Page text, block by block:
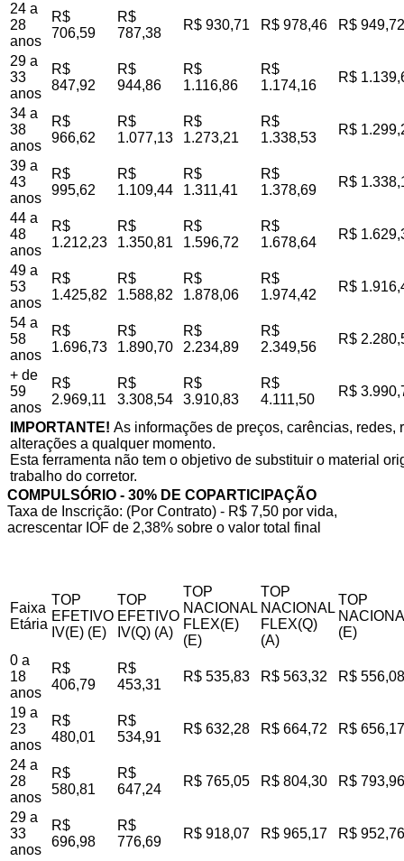
24 a
28
anos
R$
706,59
R$
787,38
R$ 930,71 R$ 978,46 R$ 949,72
29 a
33
anos
R$
847,92
R$
944,86
R$
1.116,86
R$
1.174,16
R$
34 a
38
anos
R$
966,62
R$
1.077,13
R$
1.273,21
R$
1.338,53
R$
39 a
43
anos
R$
995,62
R$
1.109,44
R$
1.311,41
R$
1.378,69
R$
44 a
48
anos
R$
1.212,23
R$
1.350,81
R$
1.596,72
R$
1.678,64
R$
49 a
53
anos
R$
1.425,82
R$
1.588,82
R$
1.878,06
R$
1.974,42
R$
54 a
58
anos
R$
1.696,73
R$
1.890,70
R$
2.234,89
R$
2.349,56
R$
+ de
59
anos
R$
2.969,11
R$
3.308,54
R$
3.910,83
R$
4.111,50
R$
IMPORTANTE! As informações de preços, carências,
alterações a qualquer momento.
Esta ferramenta não tem o objetivo de substituir o material
trabalho do corretor.
COMPULSÓRIO - 30% DE COPARTICIPAÇÃO
Taxa de Inscrição: (Por Contrato) - R$ 7,50 por vida,
acrescentar IOF de 2,38% sobre o valor total final
Faixa
Etária
TOP
EFETIVO
IV(E) (E)
TOP
EFETIVO
IV(Q) (A)
TOP
NACIONAL
FLEX(E)
(E)
TOP
NACIONAL
FLEX(Q)
(A)
TOP
(E)
0 a
18
anos
R$
406,79
R$
453,31
R$ 535,83 R$ 563,32 R$ 556,08
19 a
23
anos
R$
480,01
R$
534,91
R$ 632,28 R$ 664,72 R$ 656,17
24 a
28
anos
R$
580,81
R$
647,24
R$ 765,05 R$ 804,30 R$ 793,96
29 a
33
anos
R$
696,98
R$
776,69
R$ 918,07 R$ 965,17 R$ 952,76